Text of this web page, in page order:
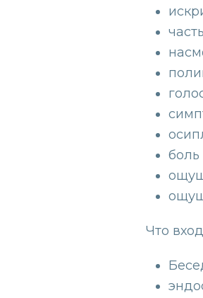
боль
Что